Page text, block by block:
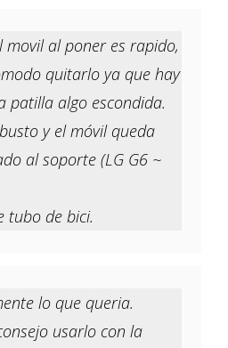
movil al poner es rapido,
quitarlo ya que hay
patilla algo escondida.
y el móvil queda
al soporte (LG G6 ~
tubo de bici.
lo que queria.
usarlo con la